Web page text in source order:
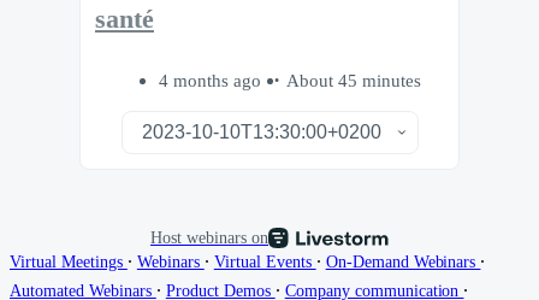
santé
4 months ago About 45 minutes
Host webinars on
Virtual Meetings ∙ Webinars ∙ Virtual Events ∙ On-Demand Webinars ∙
Automated Webinars ∙ Product Demos ∙ Company communication ∙